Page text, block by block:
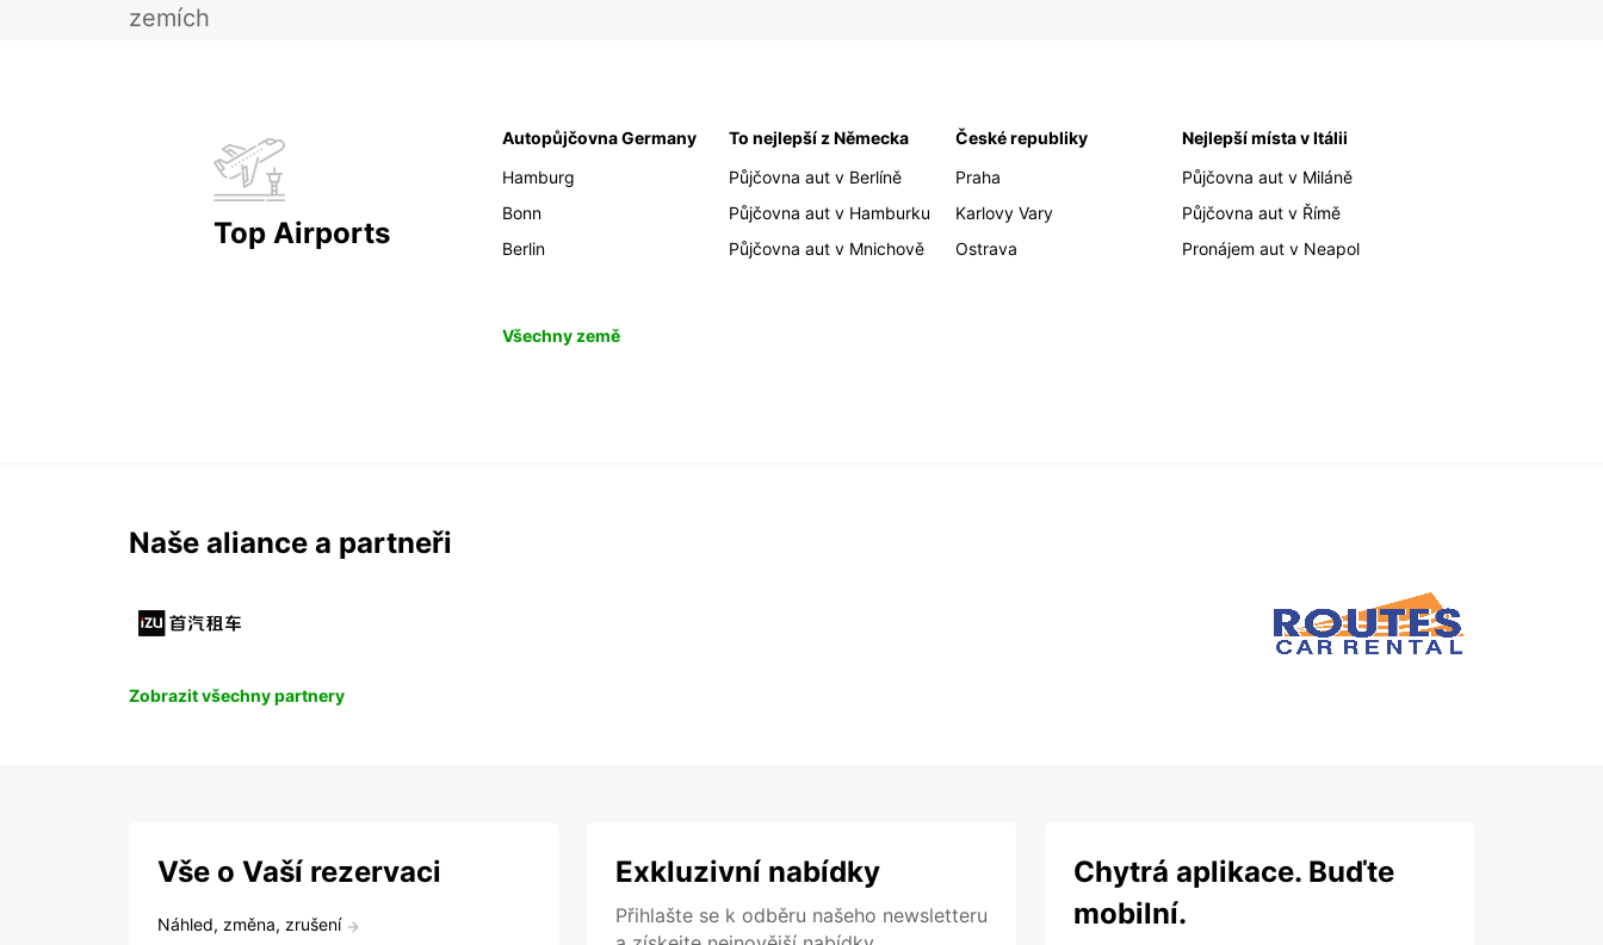
zemích
Top Airports
Autopůjčovna Germany
Hamburg
Bonn
Berlin
To nejlepší z Německa
Půjčovna aut v Berlíně
Půjčovna aut v Hamburku
Půjčovna aut v Mnichově
České republiky
Praha
Karlovy Vary
Ostrava
Nejlepší místa v Itálii
Půjčovna aut v Miláně
Půjčovna aut v Římě
Pronájem aut v Neapol
Všechny země
Naše aliance a partneři
Zobrazit všechny partnery
Vše o Vaší rezervaci
Náhled, změna, zrušení
Exkluzivní nabídky
Přihlašte se k odběru našeho newsletteru
Chytrá aplikace. Buďte
mobilní.